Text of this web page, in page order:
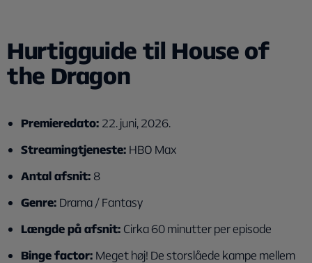
Hurtigguide til House of
the Dragon
Premieredato: 22. juni, 2026.
Streamingtjeneste: HBO Max
Antal afsnit: 8
Genre: Drama / Fantasy
Længde på afsnit: Cirka 60 minutter per episode
Binge factor: Meget høj! De storslåede kampe mellem